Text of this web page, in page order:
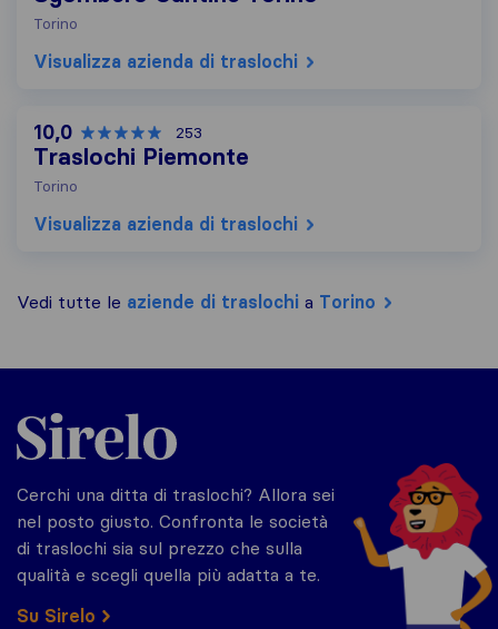
Torino
Visualizza azienda di traslochi
10,0 253
Traslochi Piemonte
Torino
Visualizza azienda di traslochi
Vedi tutte le aziende di traslochi a Torino
Sirelo.it
Cerchi una ditta di traslochi? Allora sei
nel posto giusto. Confronta le società
di traslochi sia sul prezzo che sulla
qualità e scegli quella più adatta a te.
Su Sirelo